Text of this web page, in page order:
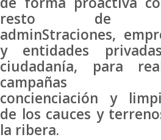
resto de
adminStraciones,
y entidades
ciudadanía, para
campañas
concienciación y
de los cauces y
la ribera.